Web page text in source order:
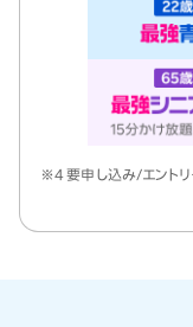
※4 要申し込み/エント